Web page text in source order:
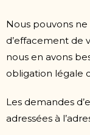
Nous pouvons
d’effacement de
nous en avons
obligation légale
Les demandes
adressées à